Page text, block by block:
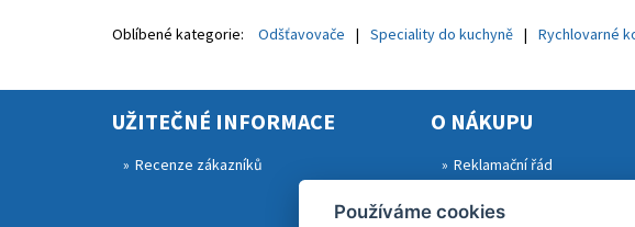
Oblíbené kategorie: Odšťavovače Speciality do kuchyně Rychlovarné
UŽITEČNÉ INFORMACE
Recenze zákazníků
O NÁKUPU
Reklamační řád
Používáme cookies